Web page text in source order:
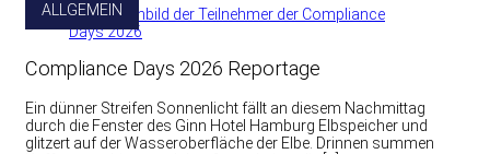
ALLGEMEIN
Compliance Days 2026 Reportage
Ein dünner Streifen Sonnenlicht fällt an diesem Nachmittag
durch die Fenster des Ginn Hotel Hamburg Elbspeicher und
glitzert auf der Wasseroberfläche der Elbe. Drinnen summen